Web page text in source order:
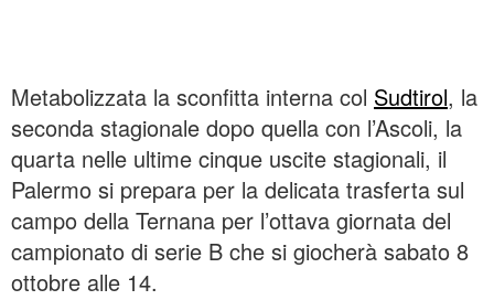
Metabolizzata la sconfitta interna col Sudtirol, la
seconda stagionale dopo quella con l’Ascoli, la
quarta nelle ultime cinque uscite stagionali, il
Palermo si prepara per la delicata trasferta sul
campo della Ternana per l’ottava giornata del
campionato di serie B che si giocherà sabato 8
ottobre alle 14.